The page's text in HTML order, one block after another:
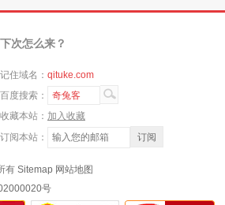
下次怎么来？
记住域名： qituke.com
百度搜索：
奇兔客
收藏本站： 加入收藏
订阅本站：
有 Sitemap 网站地图
号